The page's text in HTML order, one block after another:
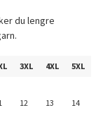
du lengre
3XL 4XL
5XL
12 13 14